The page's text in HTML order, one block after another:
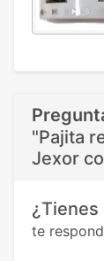
"Pajita
Jexor
¿Tienes
te